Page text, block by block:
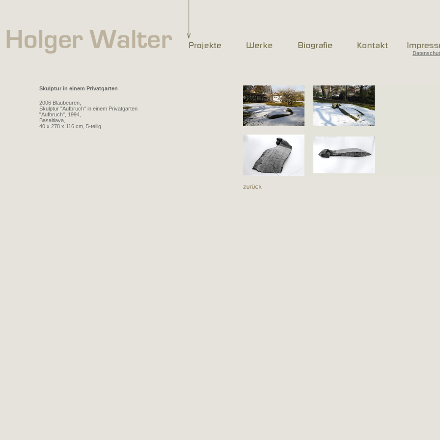
Skulptur in einem Privatgarten
2006 Blaubeuren,
Skulptur "Aufbruch" in einem Privatgarten
"Aufbruch", 1994,
Basaltlava,
40 x 278 x 116 cm, 5-teilig